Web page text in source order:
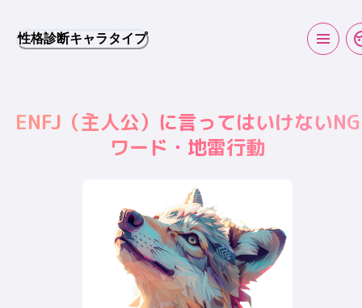
性格診断キャラタイプ
ENFJ （主人公）に言ってはいけないNG
ワード・地雷行動